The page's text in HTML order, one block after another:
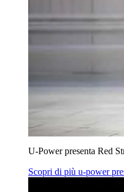
U‑Power presenta Red
Scopri di più u‑power